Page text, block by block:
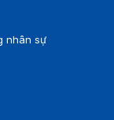
nhân sự